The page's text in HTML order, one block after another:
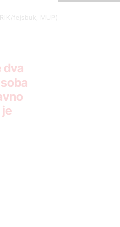
fejsbuk, MUP)
dva